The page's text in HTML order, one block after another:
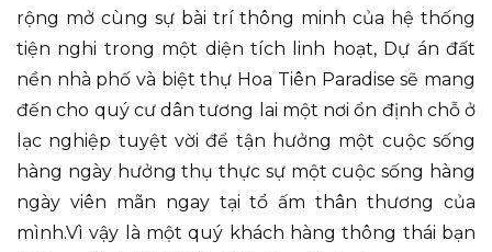
rộng mở cùng sự bài trí thông minh của hệ thống
tiện nghi trong một diện tích linh hoạt, Dự án đất
nền nhà phố và biệt thự Hoa Tiên Paradise sẽ mang
đến cho quý cư dân tương lai một nơi ổn định chỗ ở
lạc nghiệp tuyệt vời để tận hưởng một cuộc sống
hàng ngày hưởng thụ thực sự một cuộc sống hàng
ngày viên mãn ngay tại tổ ấm thân thương của
mình.Vì vậy là một quý khách hàng thông thái bạn